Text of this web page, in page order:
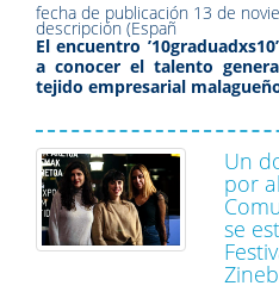
fecha de publicación 13 de
descripción (Españ
El encuentro
a conocer el talento
tejido empresarial
Un
por
se